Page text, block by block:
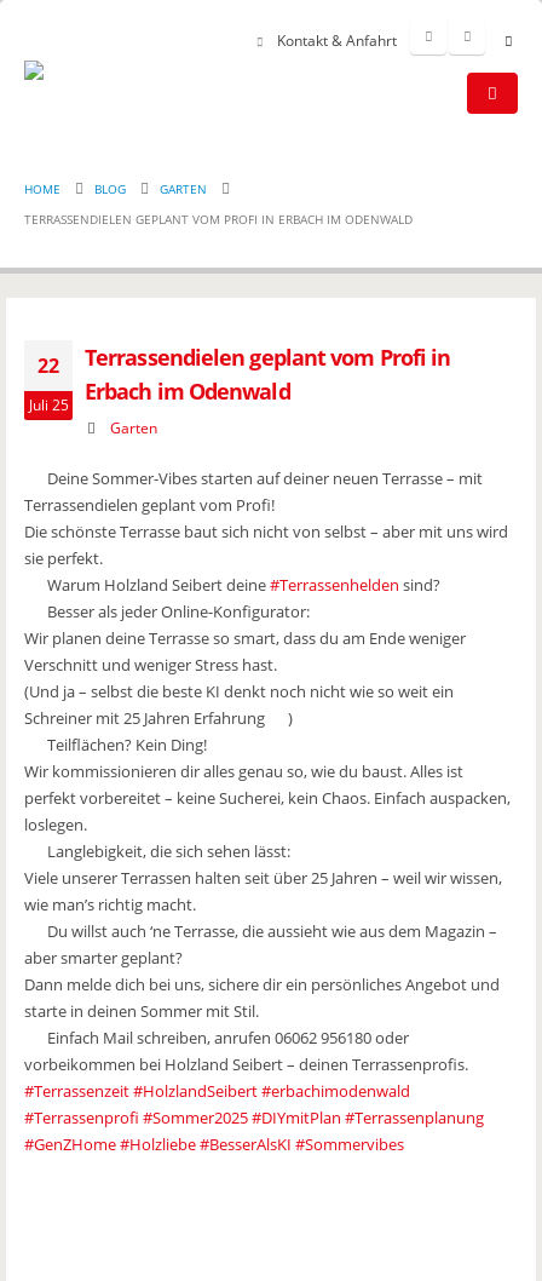
Kontakt & Anfahrt
HOME BLOG
GARTEN
TERRASSENDIELEN GEPLANT VOM PROFI IN ERBACH IM ODENWALD
22
Juli 25
Terrassendielen geplant vom Profi in
Erbach im Odenwald
Garten
Deine Sommer-Vibes starten auf deiner neuen Terrasse – mit
Terrassendielen geplant vom Profi!
Die schönste Terrasse baut sich nicht von selbst – aber mit uns wird
sie perfekt.
Warum Holzland Seibert deine#Terrassenhelden sind?
Besser als jeder Online-Konfigurator:
Wir planen deine Terrasse so smart, dass du am Ende weniger
Verschnitt und weniger Stress hast.
(Und ja – selbst die beste KI denkt noch nicht wie so weit ein
Schreiner mit 25 Jahren Erfahrung
)
Teilflächen? Kein Ding!
Wir kommissionieren dir alles genau so, wie du baust. Alles ist
perfekt vorbereitet – keine Sucherei, kein Chaos. Einfach auspacken,
loslegen.
Langlebigkeit, die sich sehen lässt:
Viele unserer Terrassen halten seit über 25 Jahren – weil wir wissen,
wie man’s richtig macht.
Du willst auch ‘ne Terrasse, die aussieht wie aus dem Magazin –
aber smarter geplant?
Dann melde dich bei uns, sichere dir ein persönliches Angebot und
starte in deinen Sommer mit Stil.
Einfach Mail schreiben, anrufen 06062 956180 oder
vorbeikommen bei Holzland Seibert – deinen Terrassenprofis.
#Terrassenzeit#HolzlandSeibert#erbachimodenwald
#Terrassenprofi #Sommer2025#DIYmitPlan #Terrassenplanung
#GenZHome#Holzliebe#BesserAlsKI #Sommervibes